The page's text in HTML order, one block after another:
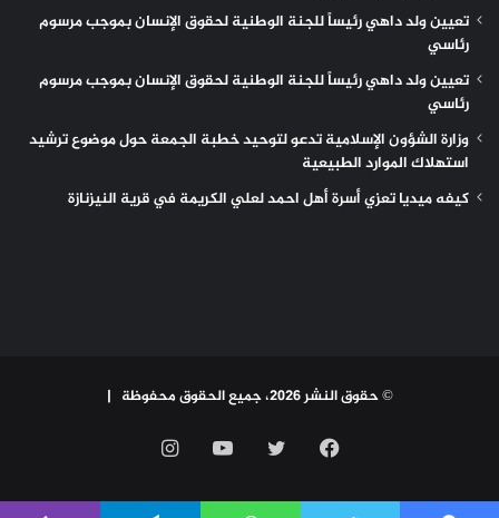
تعيين ولد داهي رئيساً للجنة الوطنية لحقوق الإنسان بموجب مرسوم
رئاسي
تعيين ولد داهي رئيساً للجنة الوطنية لحقوق الإنسان بموجب مرسوم
رئاسي
وزارة الشؤون الإسلامية تدعو لتوحيد خطبة الجمعة حول موضوع ترشيد
استهلاك الموارد الطبيعية
كيفه ميديا تعزي أسرة أهل احمد لعلي الكريمة في قرية النيزنازة
© حقوق النشر 2026، جميع الحقوق محفوظة |
فيسبوك تويتر يوتيوب